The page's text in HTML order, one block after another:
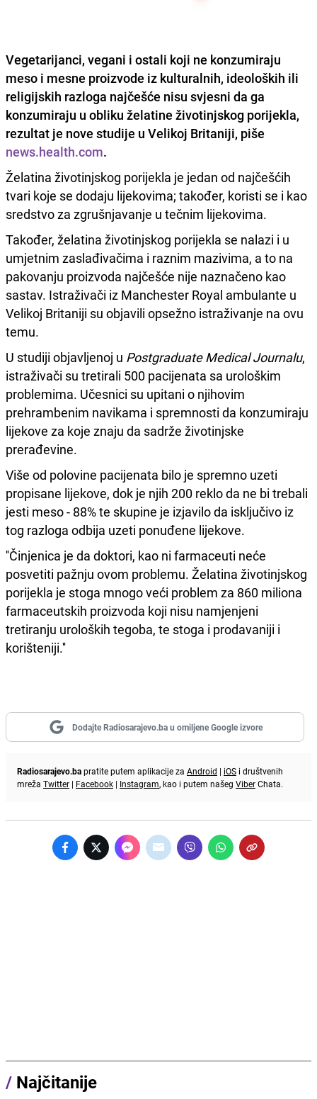
Vegetarijanci, vegani i ostali koji ne konzumiraju
meso i mesne proizvode iz kulturalnih, ideoloških ili
religijskih razloga najčešće nisu svjesni da ga
konzumiraju u obliku želatine životinjskog porijekla,
rezultat je nove studije u Velikoj Britaniji, piše
news.health.com.
Želatina životinjskog porijekla je jedan od najčešćih
tvari koje se dodaju lijekovima; također, koristi se i kao
sredstvo za zgrušnjavanje u tečnim lijekovima.
Također, želatina životinjskog porijekla se nalazi i u
umjetnim zaslađivačima i raznim mazivima, a to na
pakovanju proizvoda najčešće nije naznačeno kao
sastav. Istraživači iz Manchester Royal ambulante u
Velikoj Britaniji su objavili opsežno istraživanje na ovu
temu.
U studiji objavljenoj u Postgraduate Medical Journalu,
istraživači su tretirali 500 pacijenata sa urološkim
problemima. Učesnici su upitani o njihovim
prehrambenim navikama i spremnosti da konzumiraju
lijekove za koje znaju da sadrže životinjske
prerađevine.
Više od polovine pacijenata bilo je spremno uzeti
propisane lijekove, dok je njih 200 reklo da ne bi trebali
jesti meso - 88% te skupine je izjavilo da isključivo iz
tog razloga odbija uzeti ponuđene lijekove.
''Činjenica je da doktori, kao ni farmaceuti neće
posvetiti pažnju ovom problemu. Želatina životinjskog
porijekla je stoga mnogo veći problem za 860 miliona
farmaceutskih proizvoda koji nisu namjenjeni
tretiranju uroloških tegoba, te stoga i prodavaniji i
korišteniji.''
Dodajte Radiosarajevo.ba u omiljene Google izvore
Radiosarajevo.bapratite putem aplikacije za Android | iOS i društvenih
mreža Twitter | Facebook | Instagram, kao i putem našeg ViberChata.
/ Najčitanije